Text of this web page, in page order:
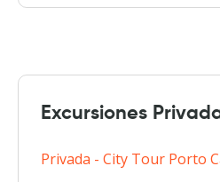
Excursiones
Privada - City Tour Porto